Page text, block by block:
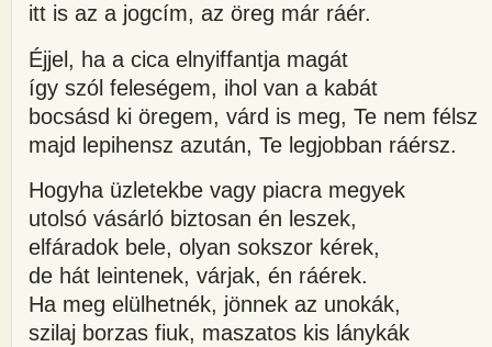
itt is az a jogcím, az öreg már ráér.
Éjjel, ha a cica elnyiffantja magát
így szól feleségem, ihol van a kabát
bocsásd ki öregem, várd is meg, Te nem félsz
majd lepihensz azután, Te legjobban ráérsz.
Hogyha üzletekbe vagy piacra megyek
utolsó vásárló biztosan én leszek,
elfáradok bele, olyan sokszor kérek,
de hát leintenek, várjak, én ráérek.
Ha meg elülhetnék, jönnek az unokák,
szilaj borzas fiuk, maszatos kis lánykák